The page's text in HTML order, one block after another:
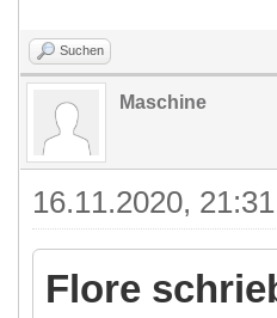
Suchen
Maschine
16.11.2020, 21:31
Flore